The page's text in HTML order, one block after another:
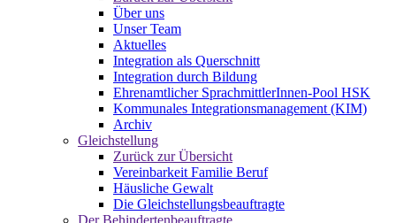
Über uns
Unser Team
Aktuelles
Integration als Querschnitt
Integration durch Bildung
Ehrenamtlicher SprachmittlerInnen-Pool HSK
Kommunales Integrationsmanagement (KIM)
Archiv
Gleichstellung
Zurück zur Übersicht
Vereinbarkeit Familie Beruf
Häusliche Gewalt
Die Gleichstellungsbeauftragte
Der Behindertenbeauftragte